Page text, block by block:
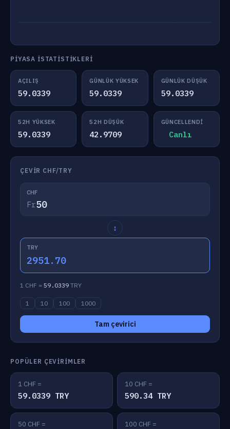
PIYASA İSTATISTIKLERI
AÇILIŞ
59.0339
GÜNLÜK YÜKSEK
59.0339
GÜNLÜK DÜŞÜK
59.0339
52H YÜKSEK
59.0339
52H DÜŞÜK
42.9709
GÜNCELLENDI
Canlı
ÇEVIR CHF/TRY
CHF
Fr
↕
TRY
2951.70
1 CHF = 59.0339 TRY
1 10 100 1000
Tam çevirici
POPÜLER ÇEVIRIMLER
1 CHF =
59.0339 TRY
10 CHF =
590.34 TRY
50 CHF = 100 CHF =